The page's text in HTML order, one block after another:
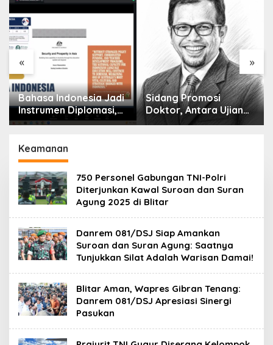
« »
Bahasa Indonesia Jadi
Instrumen Diplomasi,
Atdikbud Perluas Jejak
hingga Rusia
Sidang Promosi
Doktor, Antara Ujian
Ilmiah dan Pesta
Keamanan
750 Personel Gabungan TNI-Polri
Diterjunkan Kawal Suroan dan Suran
Agung 2025 di Blitar
Danrem 081/DSJ Siap Amankan
Suroan dan Suran Agung: Saatnya
Tunjukkan Silat Adalah Warisan Damai!
Blitar Aman, Wapres Gibran Tenang:
Danrem 081/DSJ Apresiasi Sinergi
Pasukan